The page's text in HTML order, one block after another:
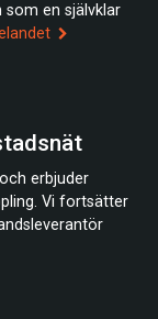
en självklar
erbjuder
Vi fortsätter